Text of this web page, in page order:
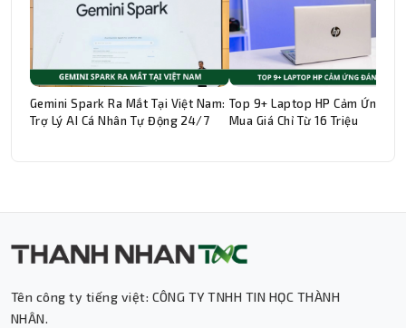
Gemini Spark Ra Mắt Tại Việt Nam:
Trợ Lý AI Cá Nhân Tự Động 24/7
Top 9+ Laptop HP Cảm Ứng
Mua Giá Chỉ Từ 16 Triệu
Tên công ty tiếng việt: CÔNG TY TNHH TIN HỌC THÀNH
NHÂN.